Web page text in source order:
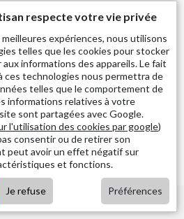
et haie Nouic
Nouic
Nouic
arbre Nouic
Nouic
Nouic
respecte votre vie privée
expériences, nous utilisons
telles que les cookies pour stocker
informations des appareils. Le fait
ces technologies nous permettra de
telles que le comportement de
informations relatives à votre
sont partagées avec Google.
l'utilisation des cookies par google)
consentir ou de retirer son
peut avoir un effet négatif sur
et fonctions.
Je refuse Préférences